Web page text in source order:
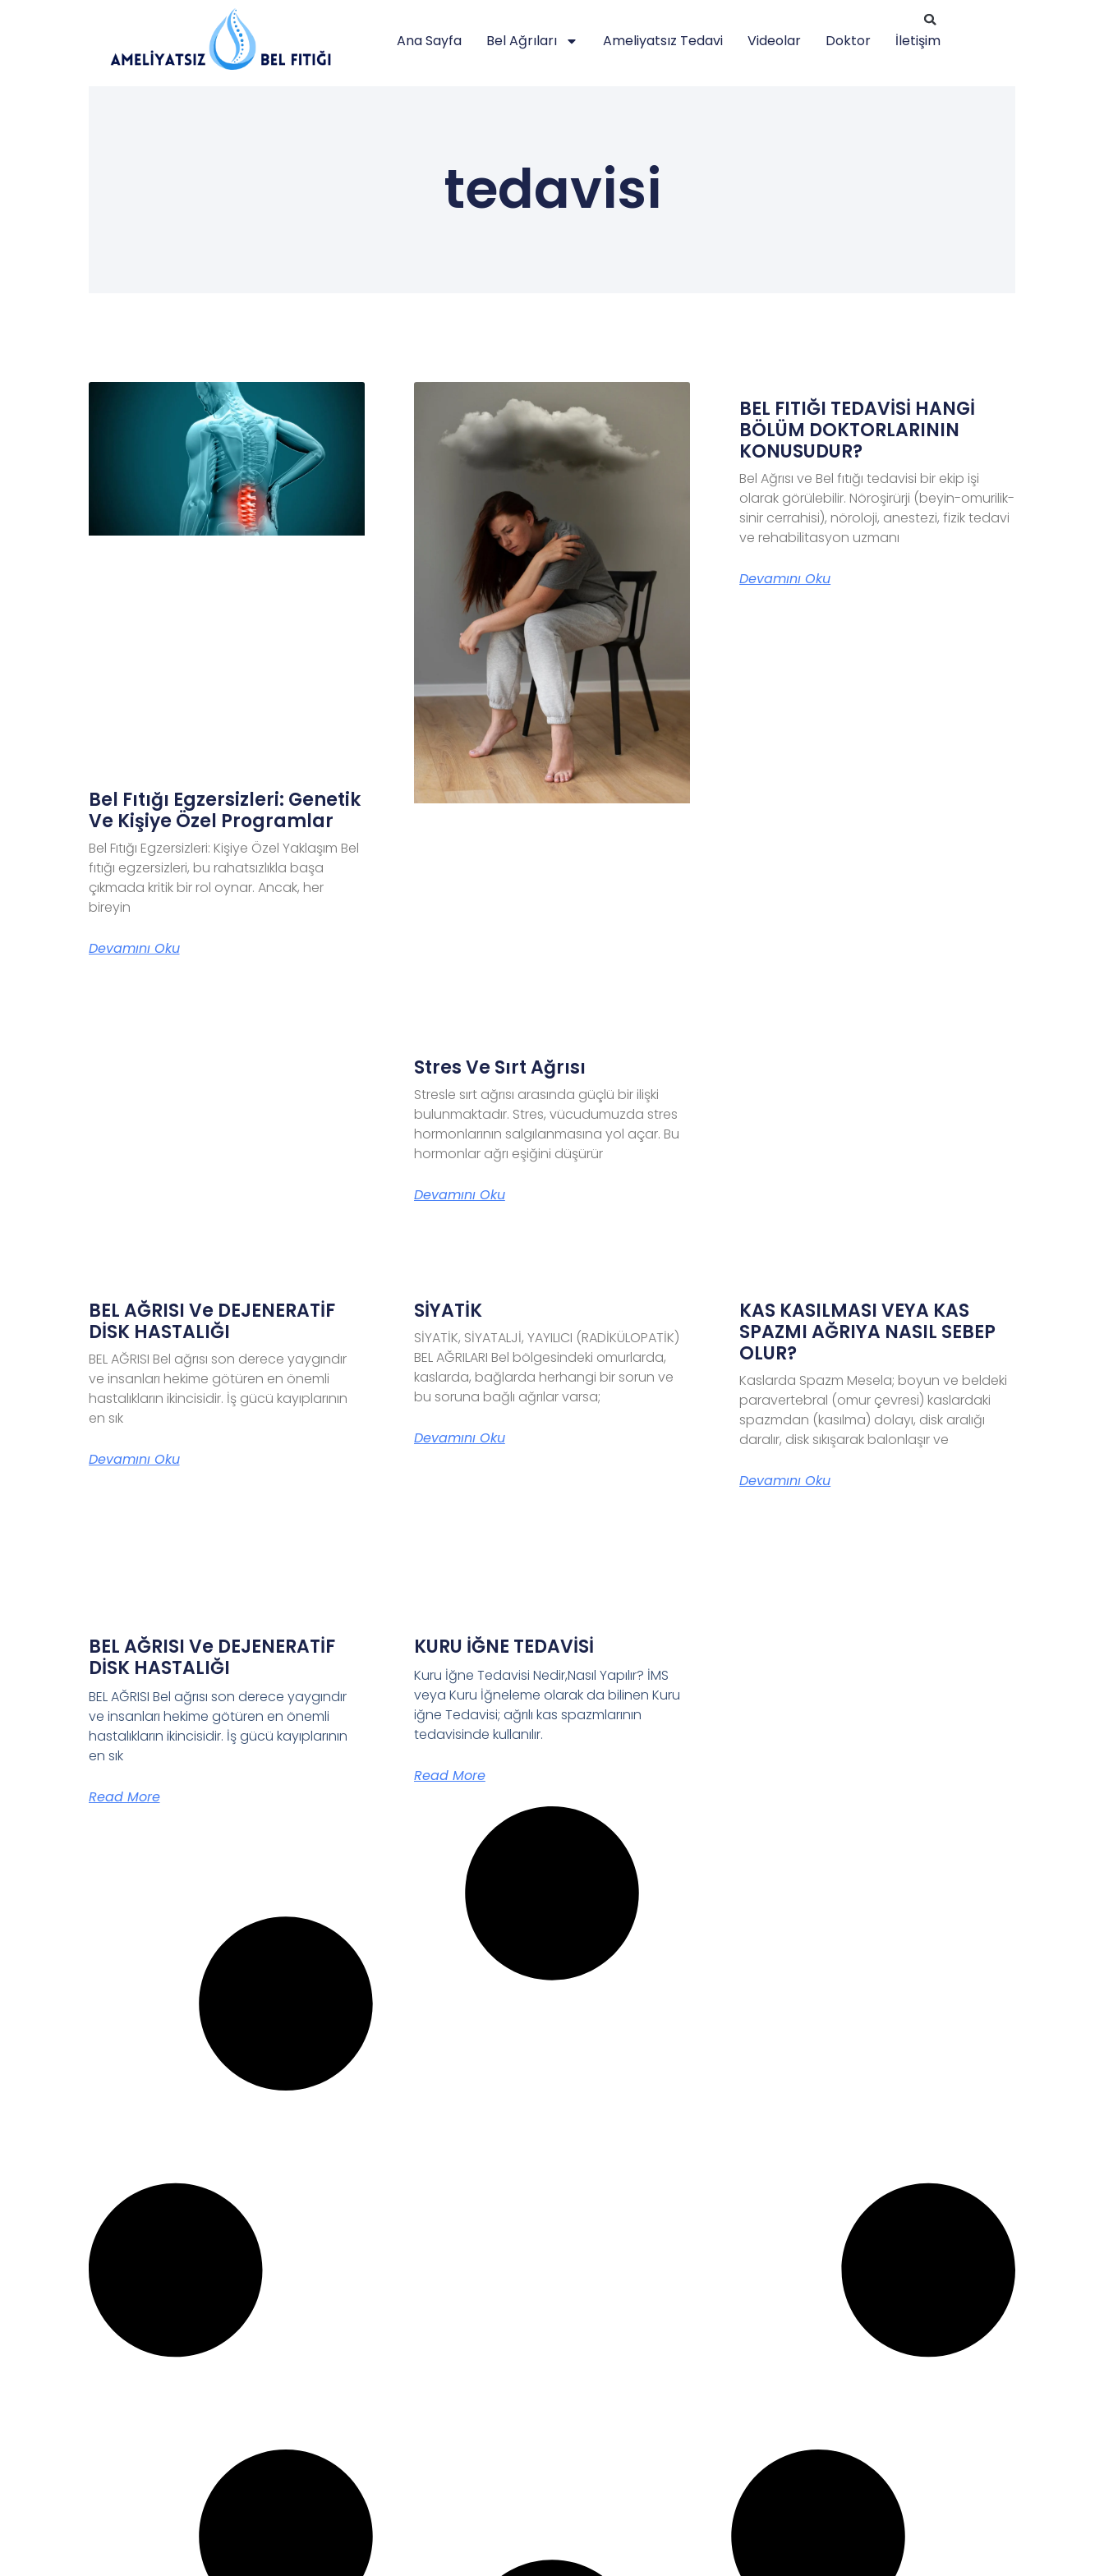
Ana Sayfa Bel Ağrıları Ameliyatsız Tedavi Videolar Doktor İletişim
tedavisi
Bel Fıtığı Egzersizleri: Genetik
Ve Kişiye Özel Programlar
Bel Fıtığı Egzersizleri: Kişiye Özel Yaklaşım Bel
fıtığı egzersizleri, bu rahatsızlıkla başa
çıkmada kritik bir rol oynar. Ancak, her
bireyin
Devamını Oku
Stres Ve Sırt Ağrısı
Stresle sırt ağrısı arasında güçlü bir ilişki
bulunmaktadır. Stres, vücudumuzda stres
hormonlarının salgılanmasına yol açar. Bu
hormonlar ağrı eşiğini düşürür
Devamını Oku
BEL FITIĞI TEDAVİSİ HANGİ
BÖLÜM DOKTORLARININ
KONUSUDUR?
Bel Ağrısı ve Bel fıtığı tedavisi bir ekip işi
olarak görülebilir. Nöroşirürji (beyin-omurilik-
sinir cerrahisi), nöroloji, anestezi, fizik tedavi
ve rehabilitasyon uzmanı
Devamını Oku
BEL AĞRISI Ve DEJENERATİF
DİSK HASTALIĞI
BEL AĞRISI Bel ağrısı son derece yaygındır
ve insanları hekime götüren en önemli
hastalıkların ikincisidir. İş gücü kayıplarının
en sık
Devamını Oku
SİYATİK
SİYATİK, SİYATALJİ, YAYILICI (RADİKÜLOPATİK)
BEL AĞRILARI Bel bölgesindeki omurlarda,
kaslarda, bağlarda herhangi bir sorun ve
bu soruna bağlı ağrılar varsa;
Devamını Oku
KAS KASILMASI VEYA KAS
SPAZMI AĞRIYA NASIL SEBEP
OLUR?
Kaslarda Spazm Mesela; boyun ve beldeki
paravertebral (omur çevresi) kaslardaki
spazmdan (kasılma) dolayı, disk aralığı
daralır, disk sıkışarak balonlaşır ve
Devamını Oku
BEL AĞRISI Ve DEJENERATİF
DİSK HASTALIĞI
BEL AĞRISI Bel ağrısı son derece yaygındır
ve insanları hekime götüren en önemli
hastalıkların ikincisidir. İş gücü kayıplarının
en sık
Read More
KURU İĞNE TEDAVİSİ
Kuru İğne Tedavisi Nedir,Nasıl Yapılır? İMS
veya Kuru İğneleme olarak da bilinen Kuru
iğne Tedavisi; ağrılı kas spazmlarının
tedavisinde kullanılır.
Read More